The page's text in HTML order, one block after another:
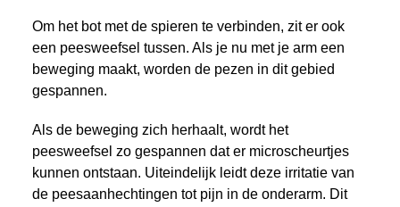
Om het bot met de spieren te verbinden, zit er ook
een peesweefsel tussen. Als je nu met je arm een
beweging maakt, worden de pezen in dit gebied
gespannen.
Als de beweging zich herhaalt, wordt het
peesweefsel zo gespannen dat er microscheurtjes
kunnen ontstaan. Uiteindelijk leidt deze irritatie van
de peesaanhechtingen tot pijn in de onderarm. Dit